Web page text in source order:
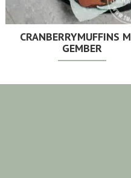
CRANBERRYMUFFINS
GEMBER